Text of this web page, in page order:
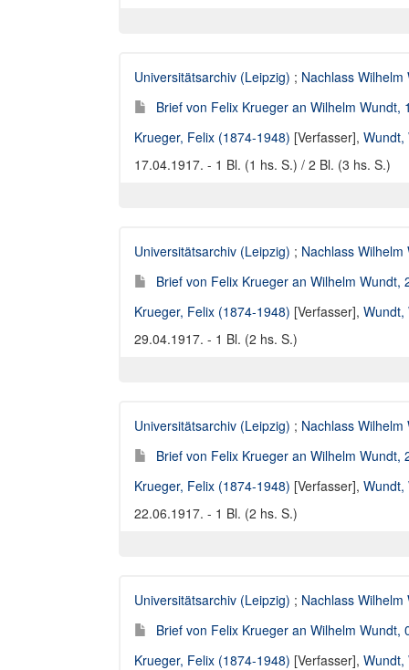
Universitätsarchiv (Leipzig) ; Nachlass Wilhelm
Brief von Felix Krueger an Wilhelm Wundt,
Krueger, Felix (1874-1948) [Verfasser], Wundt,
17.04.1917. - 1 Bl. (1 hs. S.) / 2 Bl. (3 hs. S.)
Universitätsarchiv (Leipzig) ; Nachlass Wilhelm
Brief von Felix Krueger an Wilhelm Wundt,
Krueger, Felix (1874-1948) [Verfasser], Wundt,
29.04.1917. - 1 Bl. (2 hs. S.)
Universitätsarchiv (Leipzig) ; Nachlass Wilhelm
Brief von Felix Krueger an Wilhelm Wundt,
Krueger, Felix (1874-1948) [Verfasser], Wundt,
22.06.1917. - 1 Bl. (2 hs. S.)
Universitätsarchiv (Leipzig) ; Nachlass Wilhelm
Brief von Felix Krueger an Wilhelm Wundt,
Krueger, Felix (1874-1948) [Verfasser], Wundt,